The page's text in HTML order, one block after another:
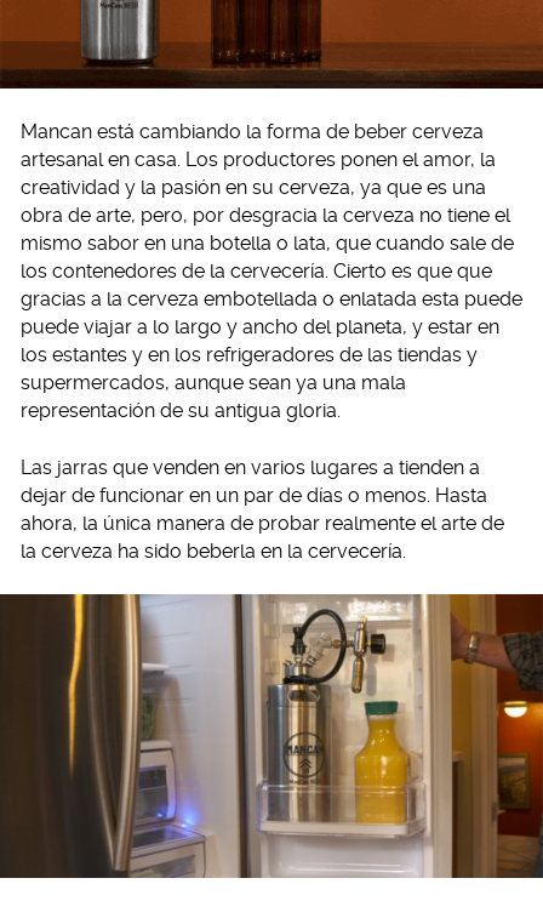
Mancan está cambiando la forma de beber cerveza
artesanal en casa. Los productores ponen el amor, la
creatividad y la pasión en su cerveza, ya que es una
obra de arte, pero, por desgracia la cerveza no tiene el
mismo sabor en una botella o lata, que cuando sale de
los contenedores de la cervecería. Cierto es que que
gracias a la cerveza embotellada o enlatada esta puede
puede viajar a lo largo y ancho del planeta, y estar en
los estantes y en los refrigeradores de las tiendas y
supermercados, aunque sean ya una mala
representación de su antigua gloria.
Las jarras que venden en varios lugares a tienden a
dejar de funcionar en un par de días o menos. Hasta
ahora, la única manera de probar realmente el arte de
la cerveza ha sido beberla en la cervecería.